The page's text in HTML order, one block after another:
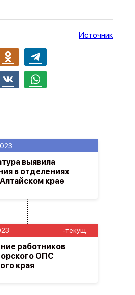
Источник
-текущ.
работников
ОПС
края
выявила
в отделениях
крае